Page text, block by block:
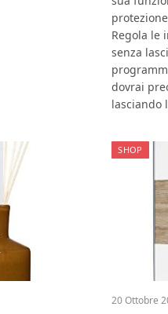
Regola le
senza
dovrai
lasciando
SHOP
20 Ottobre